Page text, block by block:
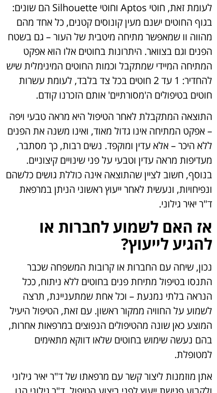
לעומת זאת, חוטי Aptos וחוטי Silhouette הם שונים:
בגוף החוטים ישנם מעין קונוסים קטנים, כל אחד מהם
מהווה וו שמאפשר מתיחה מיטבית של העור – גם בשטח
הפנים וגם בצוואר. היתרונות בחוטים אלו הוא אפקט
המתיחה המיידי שמתקבל וכמות החוטים המינימלית שיש
להחדיר: 1 עד 2 חוטים בכל צד בלבד, לעומת עשרות
חוטים בטיפולים ה'מסורתיים' אותם הזכרנו קודם.
התוצאה המתקבלת לאחר הטיפול היא מראה טבעי ויפה
– אפקט המתיחה אינו גדול מאוד, ואינו משנה את הפנים
ללא היכר – אלא עדין ומוקפד. נשים רבות, כך מסתבר,
מעדיפות מראה עדין וטבעי על פני שינויים קיצוניים.
בנוסף, חשוב לציין שהתוצאה אינה כוללת גושים כלשהם
ונפיחויות, ונעשית לאחר ייעוץ ראשוני הניתן במרפאת
ד"ר יאיר גילוני.
אז האם לשמוע לחברות או
להגיע לייעוץ?
נכון, שיחה עם החברות או קרובות המשפחה שכבר
התנסו בטיפול מתיחת פנים בחוטים ללא ניתוח, ככל
הנראה בלתי נמנעת – וכל אחת שמתעניינת, תרצה
לשמוע על החוויה ממקור ראשון. עם זאת, הטיפול היעיל
המוצע כאן שונה מהטיפולים הנפוצים במרפאות אחרות,
בהם נעשה שימוש בחוטים שלאו דווקא מתאימים
למטופלת.
אתן מוזמנות ליצור קשר עם מרפאתו של ד"ר יאיר גילוני